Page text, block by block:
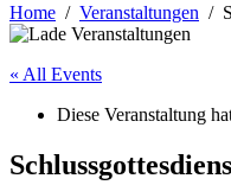
Home
Veranstaltungen
« All Events
Diese Veranstaltung